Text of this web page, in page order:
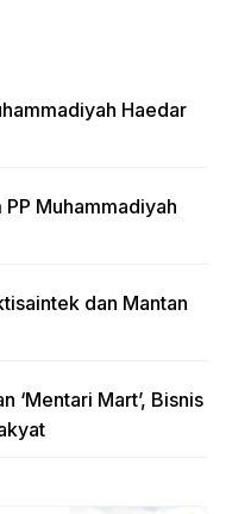
Haedar
Muhammadiyah
dan Mantan
‘Mentari Mart’, Bisnis